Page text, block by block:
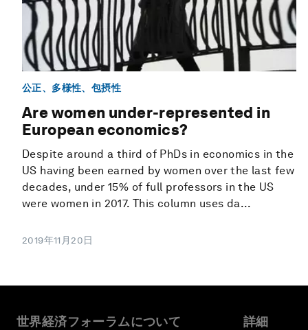
公正、多様性、包摂性
Are women under-represented in
European economics?
Despite around a third of PhDs in economics in the
US having been earned by women over the last few
decades, under 15% of full professors in the US
were women in 2017. This column uses da...
2019年11月20日
世界経済フォーラムについて 詳細